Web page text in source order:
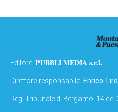
Editore: PUBBLI MEDIA s.r.l.
Direttore responsabile: Enrico
Reg: Tribunale di Bergamo: 14 del